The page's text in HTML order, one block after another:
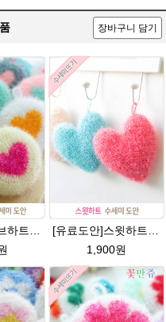
장바구니 담기
[유료도안]러브하트 호빵수세미뜨기 도안(수세미실은 옵션에서 추가구매 가능)/별호빵수세미처럼 예쁜수세미뜨기/빤짝이 수세미실/웰빙수세미실/고급수세미실/하트뜨기 반짝이수세미 하트수세미
[유료도안]스윗하트 수세미뜨기 도안(수세미실은 옵션에서 추가구매 가능)예쁜수세미뜨기/빤짝이 수세미실/웰빙수세미실/고급수세미실/하트뜨기 반짝이수세미 하트수세미
1,900원